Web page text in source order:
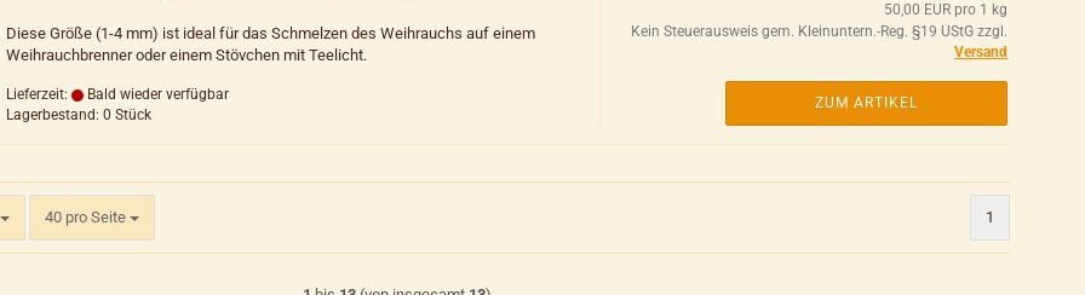
Diese Größe (1-4 mm) ist ideal für das Schmelzen des Weihrauchs auf einem
Weihrauchbrenner oder einem Stövchen mit Teelicht.
Lieferzeit:
Bald wieder verfügbar
Lagerbestand: 0 Stück
50,00 EUR pro 1 kg
Kein Steuerausweis gem. Kleinuntern.-Reg. §19 UStG zzgl.
Versand
ZUM ARTIKEL
40 pro Seite
pro Seite 1